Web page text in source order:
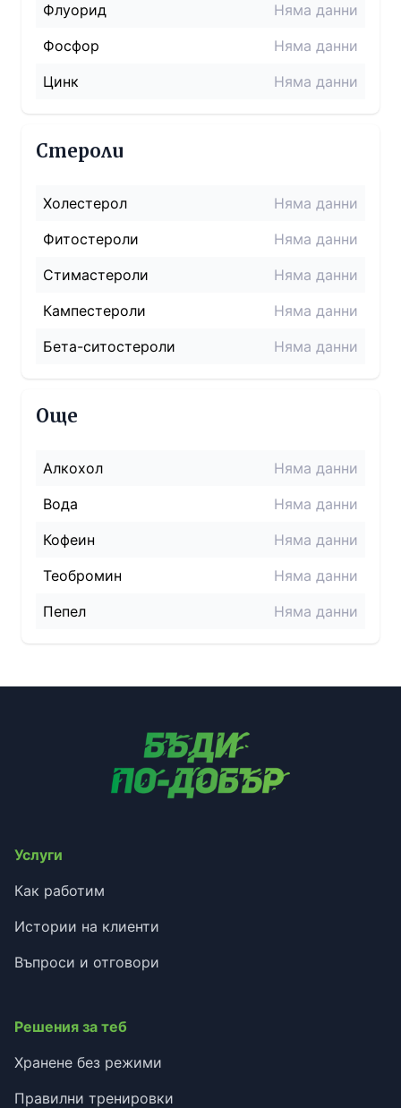
Флуорид
Няма данни
Фосфор
Няма данни
Цинк
Няма данни
Стероли
Холестерол
Няма данни
Фитостероли
Няма данни
Стимастероли
Няма данни
Кампестероли
Няма данни
Бета-ситостероли
Няма данни
Още
Алкохол
Няма данни
Вода
Няма данни
Кофеин
Няма данни
Теобромин
Няма данни
Пепел
Няма данни
Услуги
Как работим
Истории на клиенти
Въпроси и отговори
Решения за теб
Хранене без режими
Правилни тренировки